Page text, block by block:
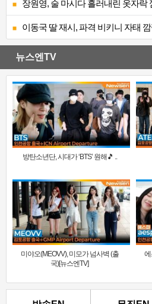
장원영, 술 마시다 흘러내린 옷자
이동국 딸 재시, 파격 비키니 자태
뉴스엔TV
방탄소년단, 시대가 ‘BTS’ 원해🎵 ..
미야오(MEOVV), 미모가 넘사벽 (출
국)[뉴스엔TV]
에